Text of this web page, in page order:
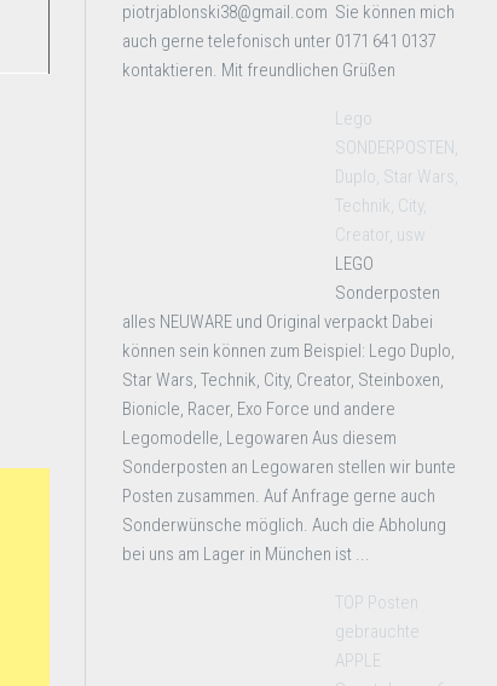
piotrjablonski38@gmail.com Sie können mich
auch gerne telefonisch unter 0171 641 0137
kontaktieren. Mit freundlichen Grüßen
Lego
SONDERPOSTEN,
Duplo, Star Wars,
Technik, City,
Creator, usw
LEGO
Sonderposten
alles NEUWARE und Original verpackt Dabei
können sein können zum Beispiel: Lego Duplo,
Star Wars, Technik, City, Creator, Steinboxen,
Bionicle, Racer, Exo Force und andere
Legomodelle, Legowaren Aus diesem
Sonderposten an Legowaren stellen wir bunte
Posten zusammen. Auf Anfrage gerne auch
Sonderwünsche möglich. Auch die Abholung
bei uns am Lager in München ist ...
TOP Posten
gebrauchte
APPLE